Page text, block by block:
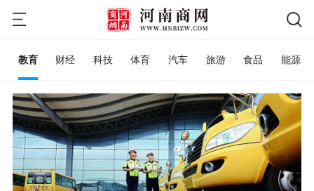
教育 财经 科技 体育 汽车 旅游 食品 能源